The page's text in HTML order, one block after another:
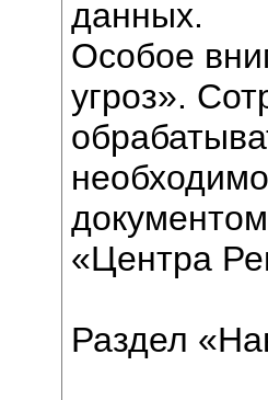
данных.
Особое
угроз».
«Центра
Раздел